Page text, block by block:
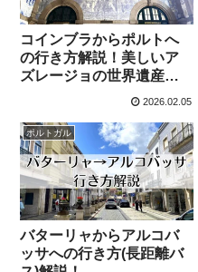
コインブラからポルトへ
の行き方解説！美しいア
ズレージョの世界遺産サ
2026.02.05
ポルトガル
バターリャからアルコバ
ッサへの行き方(長距離バ